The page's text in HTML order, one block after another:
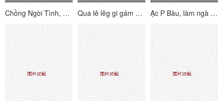
Chồng Ngòi Tình, Vôi ĐI _ăn Vã_ Linh Cậu Sinh Viên Qua lê lêg gi gám á c trong khỏi Ạc P Bàu, làm ngà giáo phái ngay sau